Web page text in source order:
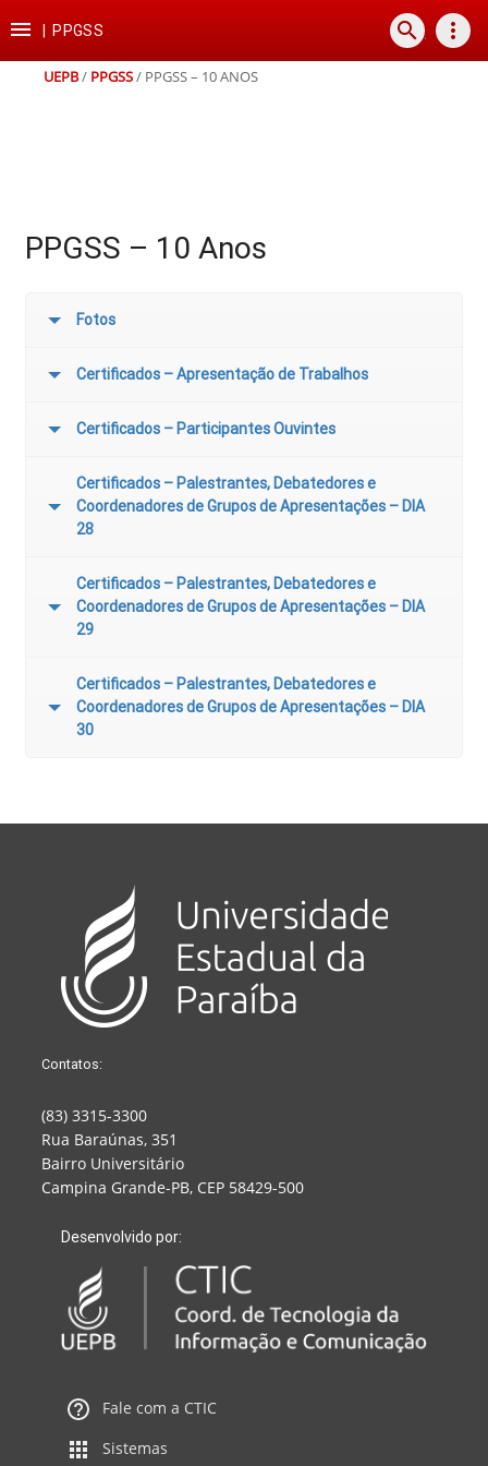
para
conteúdo
para
para
para
rodapé
 PPGSS search more_vert
UEPB/ PPGSS/ PPGSS – 10 ANOS
PPGSS – 10 Anos
Fotos
Certificados – Apresentação de Trabalhos
Certificados – Participantes Ouvintes
Certificados – Palestrantes, Debatedores e
Coordenadores de Grupos de Apresentações – DIA
28
Certificados – Palestrantes, Debatedores e
Coordenadores de Grupos de Apresentações – DIA
29
Certificados – Palestrantes, Debatedores e
Coordenadores de Grupos de Apresentações – DIA
30
Contatos:
(83) 3315-3300
Rua Baraúnas, 351
Bairro Universitário
Campina Grande-PB, CEP 58429-500
Desenvolvido por:
Fale com a CTIC
Sistemas